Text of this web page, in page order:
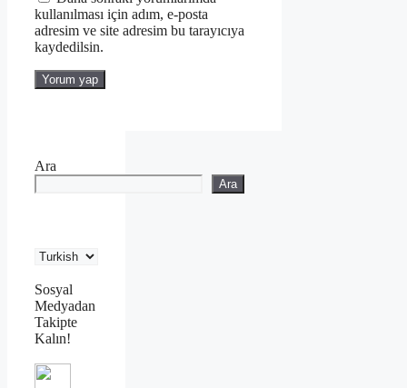
kullanılması için adım, e-posta
adresim ve site adresim bu tarayıcıya
kaydedilsin.
Ara
Ara
Sosyal
Medyadan
Takipte
Kalın!